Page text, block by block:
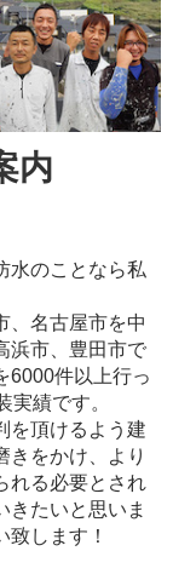
内
水のことなら私
、名古屋市を中
浜市、豊田市で
6000件以上行っ
実績です。
を頂けるよう建
きをかけ、より
れる必要とされ
きたいと思いま
します！